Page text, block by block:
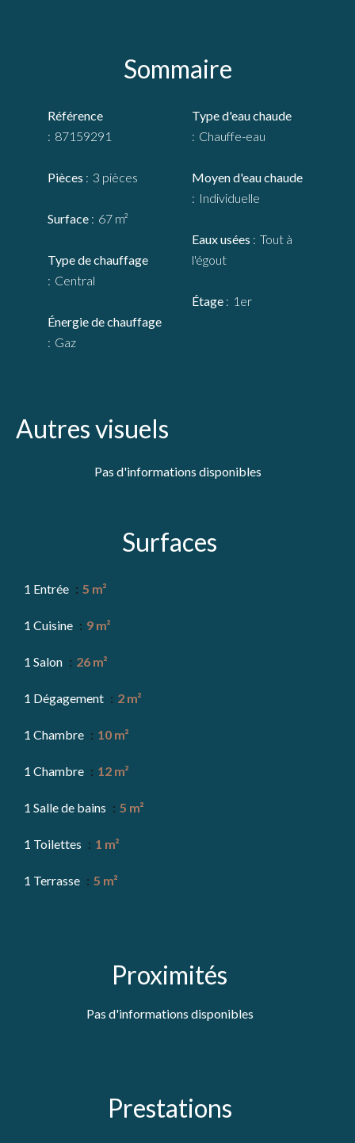
Sommaire
Référence
87159291
Pièces 3 pièces
Surface 67 m²
Type de chauffage
Central
Énergie de chauffage
Gaz
Type d'eau chaude
Chauffe-eau
Moyen d'eau chaude
Individuelle
Eaux usées
Tout à
l'égout
Étage 1er
Autres visuels
Pas d'informations disponibles
Surfaces
1 Entrée 5 m²
1 Cuisine 9 m²
1 Salon 26 m²
1 Dégagement 2 m²
1 Chambre 10 m²
1 Chambre 12 m²
1 Salle de bains 5 m²
1 Toilettes 1 m²
1 Terrasse 5 m²
Proximités
Pas d'informations disponibles
Prestations